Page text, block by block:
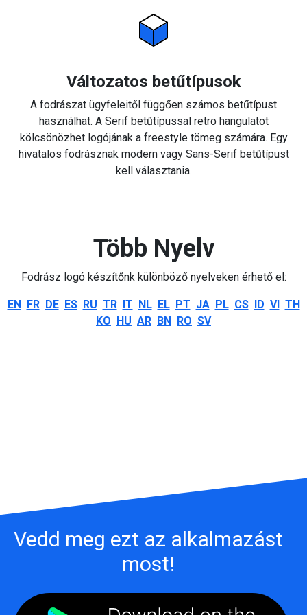
Változatos betűtípusok
A fodrászat ügyfeleitől függően számos betűtípust
használhat. A Serif betűtípussal retro hangulatot
kölcsönözhet logójának a freestyle tömeg számára. Egy
hivatalos fodrásznak modern vagy Sans-Serif betűtípust
kell választania.
Több Nyelv
Fodrász logó készítőnk különböző nyelveken érhető el:
EN FR DE ES RU TR IT NL EL PT JA PL CS ID VI TH
KO HU AR BN RO SV
Vedd meg ezt az alkalmazást
most!